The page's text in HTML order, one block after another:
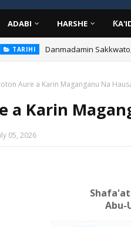
ADABI HARSHE
TARIHI Danmadamin
Aure a Karin Maganganu Na
a Karin
05, 2026
Abu-